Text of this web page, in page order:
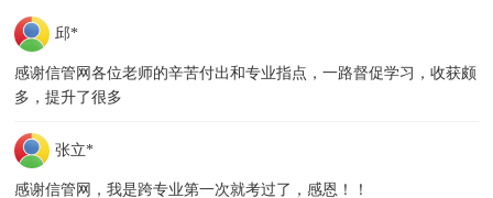
邱*
感谢信管网各位老师的辛苦付出和专业指点，一路督促学习，收获颇
多，提升了很多
张立*
感谢信管网，我是跨专业第一次就考过了，感恩！！